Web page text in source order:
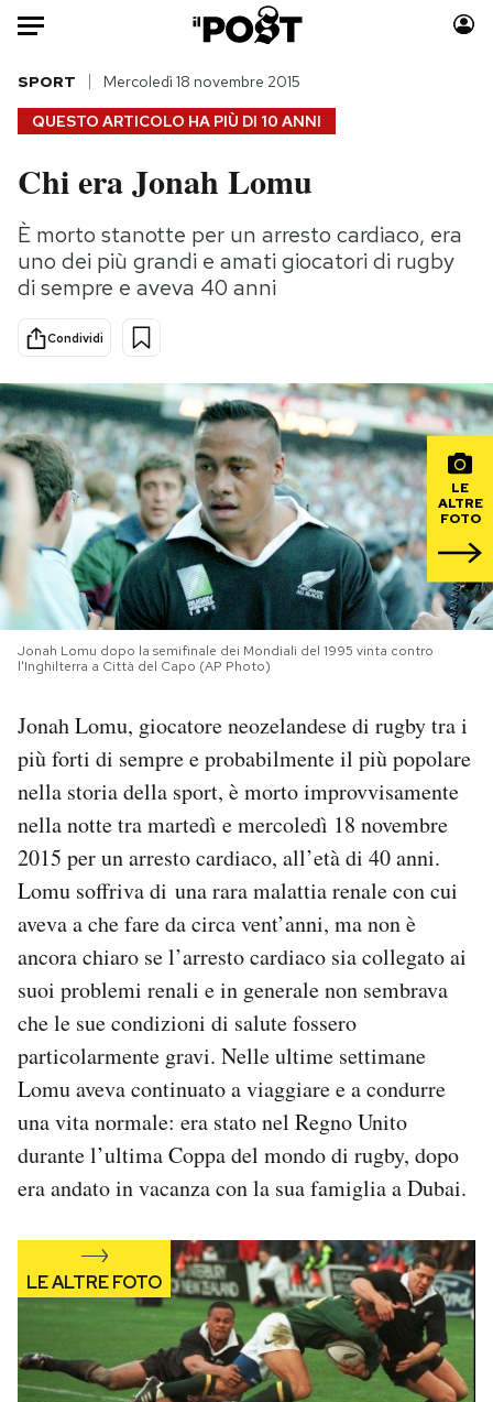
Auto
HOME
Italia
Politica
Tecnologia
Scienza
Economia
Sport
Moda
Consumismi
Storie/Idee
Altrecose
Mondiali calcio 2026
PODCAST
NEWSLETTER
SHOP
CALENDARIO
AREA PERSONALE
Area Personale
Notifiche mobile
Regala il Post
Hai bisogno di aiuto?
Esci
QUESTO ARTICOLO HA PIÙ DI 10 ANNI
SPORT Mercoledì 18 novembre 2015
Chi era Jonah Lomu
È morto stanotte per un arresto cardiaco, era
uno dei più grandi e amati giocatori di rugby
di sempre e aveva 40 anni
Condividi
LE
ALTRE
FOTO
Jonah Lomu dopo la semifinale dei Mondiali del 1995 vinta contro
l'Inghilterra a Città del Capo (AP Photo)
Jonah Lomu, giocatore neozelandese di rugby tra i
più forti di sempre e probabilmente il più popolare
nella storia della sport, è morto improvvisamente
nella notte tra martedì e mercoledì 18 novembre
2015 per un arresto cardiaco, all’età di 40 anni.
Lomu soffriva di una rara malattia renale con cui
aveva a che fare da circa vent’anni, ma non è
ancora chiaro se l’arresto cardiaco sia collegato ai
suoi problemi renali e in generale non sembrava
che le sue condizioni di salute fossero
particolarmente gravi. Nelle ultime settimane
Lomu aveva continuato a viaggiare e a condurre
una vita normale: era stato nel Regno Unito
durante l’ultima Coppa del mondo di rugby, dopo
era andato in vacanza con la sua famiglia a Dubai.